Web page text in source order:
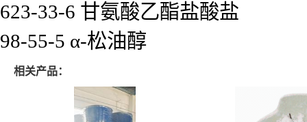
623-33-6 甘氨酸乙酯盐酸盐
98-55-5 α-松油醇
相关产品：